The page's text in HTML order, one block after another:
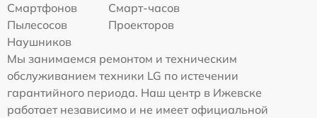
Смартфонов
Смарт-часов
Пылесосов
Проекторов
Наушников
Мы занимаемся ремонтом и техническим
обслуживанием техники LG по истечении
гарантийного периода. Наш центр в Ижевске
работает независимо и не имеет официальной